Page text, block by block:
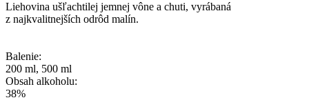
Liehovina ušľachtilej jemnej vône a chuti, vyrábaná
z najkvalitnejších odrôd malín.
Balenie:
200 ml, 500 ml
Obsah alkoholu:
38%